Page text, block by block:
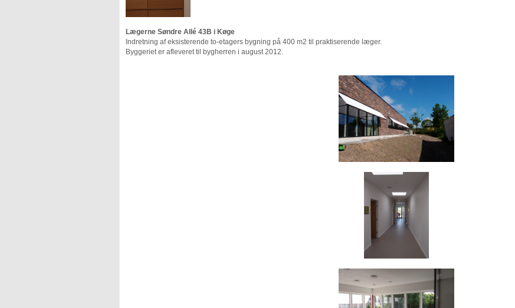
Lægerne Søndre Allé 43B i Køge
Indretning af eksisterende to-etagers bygning på 400 m2 til praktiserende læger.
Byggeriet er afleveret til bygherren i august 2012.